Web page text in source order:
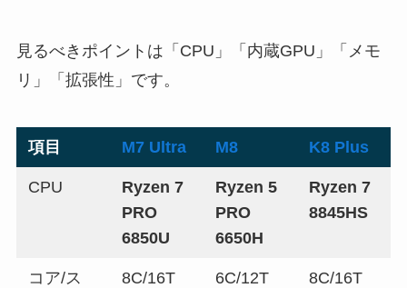
見るべきポイントは「CPU」「内蔵GPU」「メモ
リ」「拡張性」です。
項目 M7 Ultra M8 K8 Plus
CPU
Ryzen 7
PRO
6850U
Ryzen 5
PRO
6650H
Ryzen 7
8845HS
コア/ス
8C/16T 6C/12T 8C/16T